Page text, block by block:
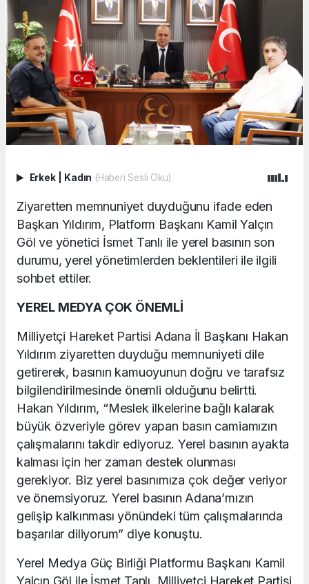
Erkek Kadın (Haberi Sesli Oku)
Ziyaretten memnuniyet duyduğunu ifade eden
Başkan Yıldırım, Platform Başkanı Kamil Yalçın
Göl ve yönetici İsmet Tanlı ile yerel basının son
durumu, yerel yönetimlerden beklentileri ile ilgili
sohbet ettiler.
YEREL MEDYA ÇOK ÖNEMLİ
Milliyetçi Hareket Partisi Adana İl Başkanı Hakan
Yıldırım ziyaretten duyduğu memnuniyeti dile
getirerek, basının kamuoyunun doğru ve tarafsız
bilgilendirilmesinde önemli olduğunu belirtti.
Hakan Yıldırım, “Meslek ilkelerine bağlı kalarak
büyük özveriyle görev yapan basın camiamızın
çalışmalarını takdir ediyoruz. Yerel basının ayakta
kalması için her zaman destek olunması
gerekiyor. Biz yerel basınımıza çok değer veriyor
ve önemsiyoruz. Yerel basının Adana’mızın
gelişip kalkınması yönündeki tüm çalışmalarında
başarılar diliyorum” diye konuştu.
Yerel Medya Güç Birliği Platformu Başkanı Kamil
Yalçın Göl ile İsmet Tanlı, Milliyetçi Hareket Partisi